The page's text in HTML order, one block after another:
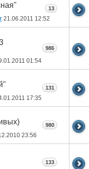
21.06.2011 12:52
13
01:54
986
17:35
131
23:56
980
133